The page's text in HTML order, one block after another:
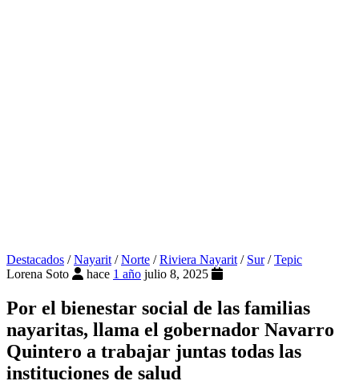
Destacados /Nayarit/Norte /Riviera Nayarit/ Sur/Tepic
Lorena Soto
hace 1 año julio 8, 2025
Por el bienestar social de las familias
nayaritas, llama el gobernador Navarro
Quintero a trabajar juntas todas las
instituciones de salud